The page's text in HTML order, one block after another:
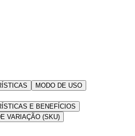
MODO DE USO
E BENEFÍCIOS
VARIAÇÃO (SKU)